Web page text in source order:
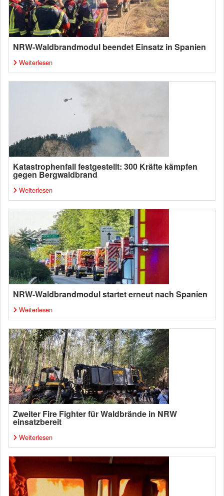
NRW-Waldbrandmodul beendet Einsatz in Spanien
Weiterlesen
Katastrophenfall festgestellt: 300 Kräfte kämpfen
gegen Bergwaldbrand
Weiterlesen
NRW-Waldbrandmodul startet erneut nach Spanien
Weiterlesen
Zweiter Fire Fighter für Waldbrände in NRW
einsatzbereit
Weiterlesen